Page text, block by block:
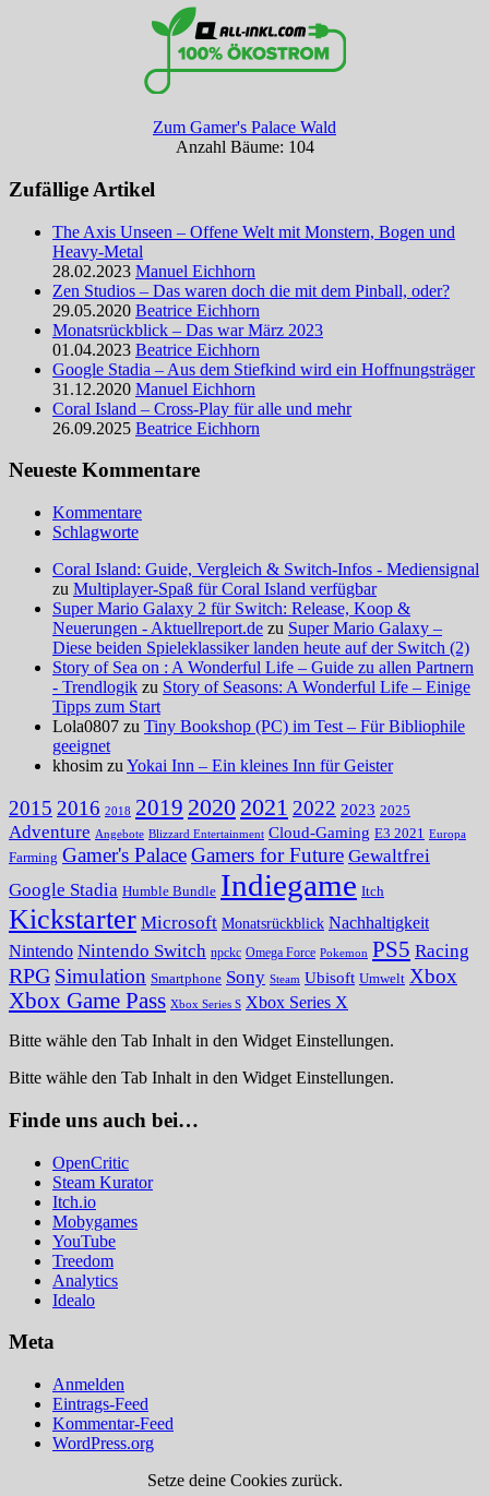
Zum Gamer's Palace Wald
Anzahl Bäume: 104
Zufällige Artikel
The Axis Unseen – Offene Welt mit Monstern, Bogen und
Heavy-Metal
28.02.2023 Manuel Eichhorn
Zen Studios – Das waren doch die mit dem Pinball, oder?
29.05.2020 Beatrice Eichhorn
Monatsrückblick – Das war März 2023
01.04.2023 Beatrice Eichhorn
Google Stadia – Aus dem Stiefkind wird ein Hoffnungsträger
31.12.2020 Manuel Eichhorn
Coral Island – Cross-Play für alle und mehr
26.09.2025 Beatrice Eichhorn
Neueste Kommentare
Kommentare
Schlagworte
Coral Island: Guide, Vergleich & Switch-Infos - Mediensignal
zu Multiplayer-Spaß für Coral Island verfügbar
Super Mario Galaxy 2 für Switch: Release, Koop &
Neuerungen - Aktuellreport.de zu Super Mario Galaxy –
Diese beiden Spieleklassiker landen heute auf der Switch (2)
Story of Sea on : A Wonderful Life – Guide zu allen Partnern
- Trendlogik zu Story of Seasons: A Wonderful Life – Einige
Tipps zum Start
Lola0807 zu Tiny Bookshop (PC) im Test – Für Bibliophile
geeignet
khosim zu Yokai Inn – Ein kleines Inn für Geister
2015 2016 2018 2019 2020 2021 2022 2023 2025
Adventure Angebote Blizzard Entertainment Cloud-Gaming E3 2021 Europa
Farming Gamer's PalaceGamers for Future Gewaltfrei
Google Stadia Humble Bundle Indiegame Itch
Kickstarter Microsoft Monatsrückblick Nachhaltigkeit
Nintendo Nintendo Switch npckc Omega Force Pokemon PS5 Racing
RPG Simulation Smartphone Sony Steam Ubisoft Umwelt Xbox
Xbox Game Pass Xbox Series S Xbox Series X
Bitte wähle den Tab Inhalt in den Widget Einstellungen.
Bitte wähle den Tab Inhalt in den Widget Einstellungen.
Finde uns auch bei…
OpenCritic
Steam Kurator
Itch.io
Mobygames
YouTube
Treedom
Analytics
Idealo
Meta
Anmelden
Eintrags-Feed
Kommentar-Feed
WordPress.org
Setze deine Cookies zurück.